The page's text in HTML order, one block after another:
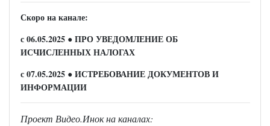
Скоро на канале:
с 06.05.2025 ● ПРО УВЕДОМЛЕНИЕ ОБ
ИСЧИСЛЕННЫХ НАЛОГАХ
с 07.05.2025 ● ИСТРЕБОВАНИЕ ДОКУМЕНТОВ И
ИНФОРМАЦИИ
Проект Видео.Инок на каналах: